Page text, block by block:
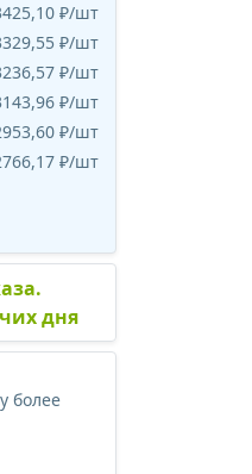
₽/шт
₽/шт
₽/шт
₽/шт
₽/шт
₽/шт
дня
более